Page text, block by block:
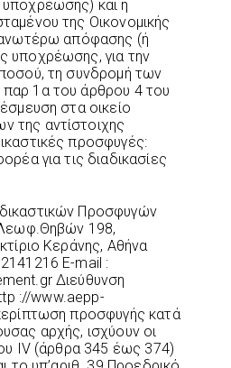
και η
της Οικονομικής
απόφασης (ή
υποχρέωσης, για την
τη συνδρομή των
1α του άρθρου 4 του
στα οικείο
της αντίστοιχης
προσφυγές:
για τις διαδικασίες
Προσφυγών
198,
Κεράνης, Αθήνα
Ε-mail :
Διεύθυνση
://www.aepp-
προσφυγής κατά
αρχής, ισχύουν οι
ΙV (άρθρα 345 έως 374)